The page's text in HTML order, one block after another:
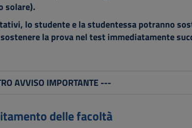
solare).
lo studente e la studentessa potranno
la prova nel test immediatamente
AVVISO IMPORTANTE ---
delle facoltà